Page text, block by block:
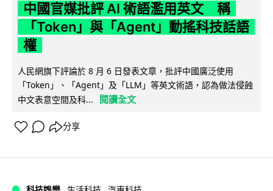
中國官媒批評 AI 術語濫用英文 稱
「Token」與「Agent」動搖科技話語
權
人民網旗下評論於 8 月 6 日發表文章，批評中國廣泛使用
「Token」、「Agent」及「LLM」等英文術語，認為做法侵蝕
中文表意空間及科...
閱讀全文
分享